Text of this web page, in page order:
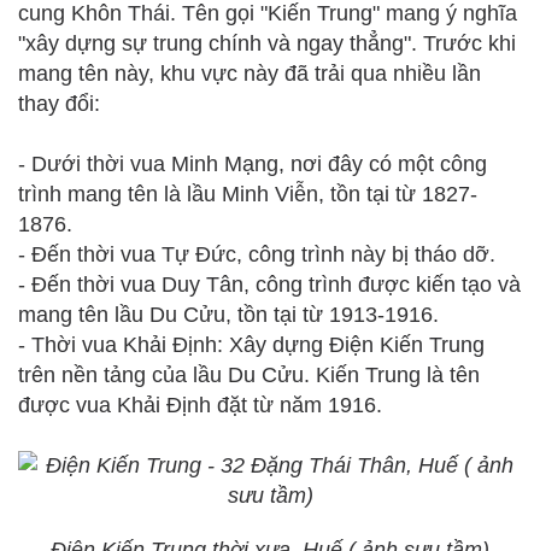
cung Khôn Thái. Tên gọi "Kiến Trung" mang ý nghĩa
"xây dựng sự trung chính và ngay thẳng". Trước khi
mang tên này, khu vực này đã trải qua nhiều lần
thay đổi:
- Dưới thời vua Minh Mạng, nơi đây có một công
trình mang tên là lầu Minh Viễn, tồn tại từ 1827-
1876.
- Đến thời vua Tự Đức, công trình này bị tháo dỡ.
- Đến thời vua Duy Tân, công trình được kiến tạo và
mang tên lầu Du Cửu, tồn tại từ 1913-1916.
- Thời vua Khải Định: Xây dựng Điện Kiến Trung
trên nền tảng của lầu Du Cửu. Kiến Trung là tên
được vua Khải Định đặt từ năm 1916.